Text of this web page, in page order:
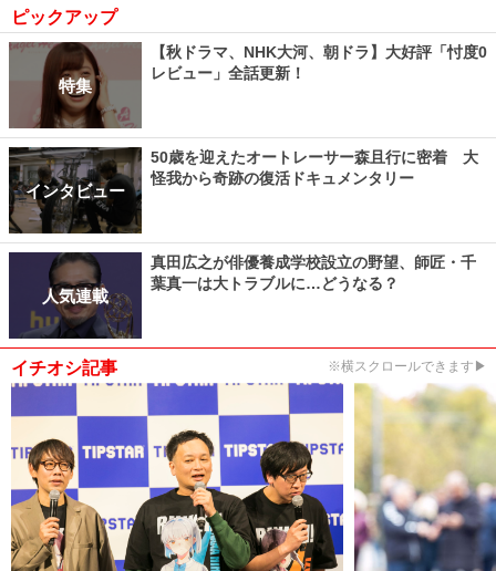
ピックアップ
特集
【秋ドラマ、NHK大河、朝ドラ】大好評「忖度0
レビュー」全話更新！
インタビュー
50歳を迎えたオートレーサー森且行に密着 大
怪我から奇跡の復活ドキュメンタリー
人気連載
真田広之が俳優養成学校設立の野望、師匠・千
葉真一は大トラブルに…どうなる？
イチオシ記事 ※横スクロールできます▶